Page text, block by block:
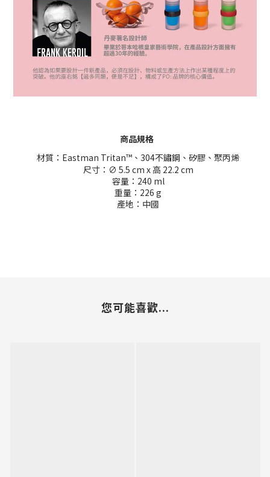
商品規格
材質： Eastman Tritan™ 、304不鏽鋼、矽膠、聚丙烯
尺寸：∅ 5.5 cm x 高 22.2 cm
容量：240 ml
重量：226 g
產地：中國
您可能喜歡...